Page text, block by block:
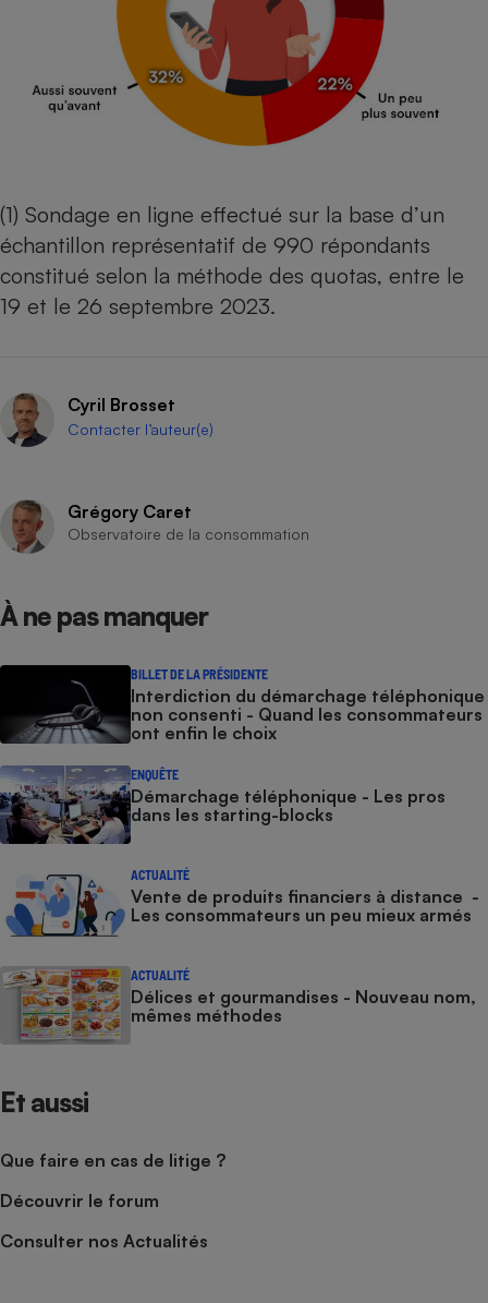
(1) Sondage en ligne effectué sur la base d’un
échantillon représentatif de 990 répondants
constitué selon la méthode des quotas, entre le
19 et le 26 septembre 2023.
Cyril Brosset
Contacter l’auteur(e)
Grégory Caret
Observatoire de la consommation
À ne pas manquer
BILLET DE LA PRÉSIDENTE
Interdiction du démarchage téléphonique
non consenti - Quand les consommateurs
ont enfin le choix
ENQUÊTE
Démarchage téléphonique - Les pros
dans les starting-blocks
ACTUALITÉ
Vente de produits financiers à distance -
Les consommateurs un peu mieux armés
ACTUALITÉ
Délices et gourmandises - Nouveau nom,
mêmes méthodes
Et aussi
Que faire en cas de litige ?
Découvrir le forum
Consulter nos Actualités